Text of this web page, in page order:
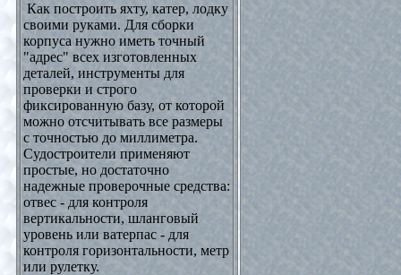
Как построить яхту, катер, лодку
своими руками. Для сборки
корпуса нужно иметь точный
"адрес" всех изготовленных
деталей, инструменты для
проверки и строго
фиксированную базу, от которой
можно отсчитывать все размеры
с точностью до миллиметра.
Судостроители применяют
простые, но достаточно
надежные проверочные средства:
отвес - для контроля
вертикальности, шланговый
уровень или ватерпас - для
контроля горизонтальности, метр
или рулетку.